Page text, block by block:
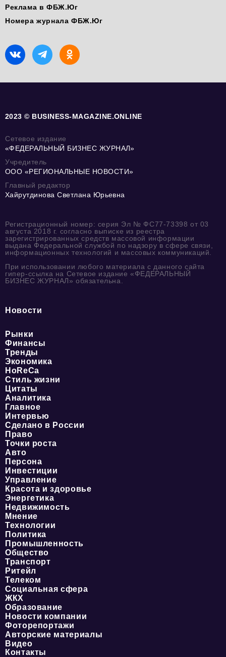
Реклама в ФБЖ.Юг
Номера журнала ФБЖ.Юг
2023 © BUSINESS-MAGAZINE.ONLINE
Сетевое издание
«ФЕДЕРАЛЬНЫЙ БИЗНЕС ЖУРНАЛ»
Учредитель
ООО «РЕГИОНАЛЬНЫЕ НОВОСТИ»
Главный редактор
Хайрутдинова Светлана Юрьевна
Регистрационный номер: серия Эл № ФС77-73398 от 03
августа 2018 г. согласно выписке из реестра
зарегистрированных средств массовой информации
выдана Федеральной службой по надзору в сфере связи,
информационных технологий и массовых коммуникаций.
При использовании любого материала с данного сайта
гипер-ссылка на Сетевое издание «ФЕДЕРАЛЬНЫЙ
БИЗНЕС ЖУРНАЛ» обязательна.
Новости
Рынки
Финансы
Тренды
Экономика
HoReCa
Стиль жизни
Цитаты
Аналитика
Главное
Интервью
Сделано в России
Право
Точки роста
Авто
Персона
Инвестиции
Управление
Красота и здоровье
Энергетика
Недвижимость
Мнение
Технологии
Политика
Промышленность
Общество
Транспорт
Ритейл
Телеком
Социальная сфера
ЖКХ
Образование
Новости компании
Фоторепортажи
Авторские материалы
Видео
Контакты